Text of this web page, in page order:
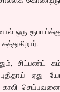
ஒரு ரூபாய்க்கு
சிட்பண்ட்
ஏது
செய்பவனை